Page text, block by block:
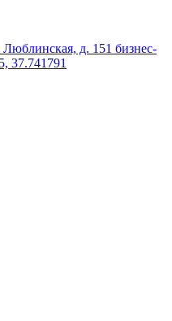
д. 151 бизнес-
37.741791